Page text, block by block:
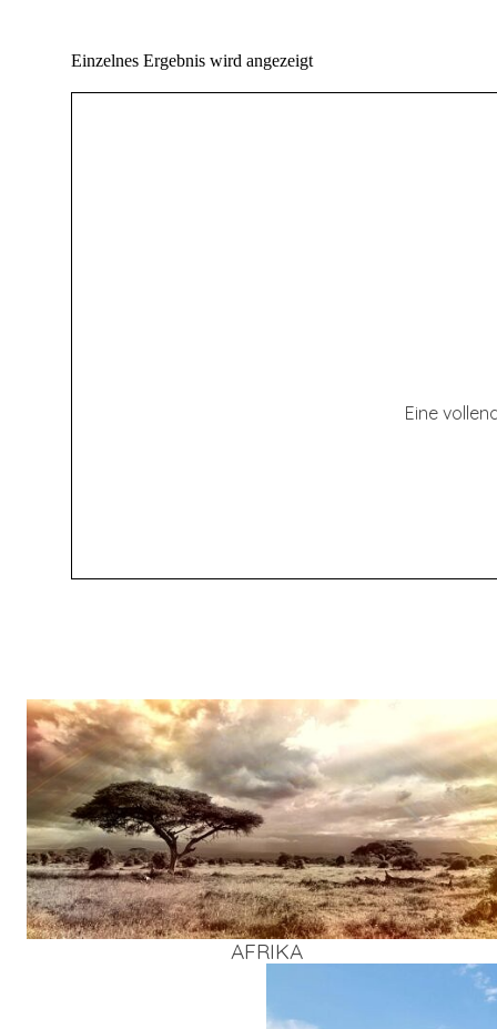
Einzelnes Ergebnis wird angezeigt
Eine
AFRI­KA